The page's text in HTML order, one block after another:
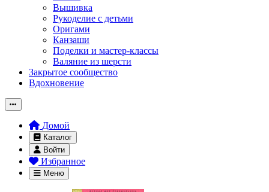
Вышивка
Рукоделие с детьми
Оригами
Канзаши
Поделки и мастер-классы
Валяние из шерсти
Закрытое сообщество
Вдохновение
Домой
Каталог
Войти
Избранное
Меню